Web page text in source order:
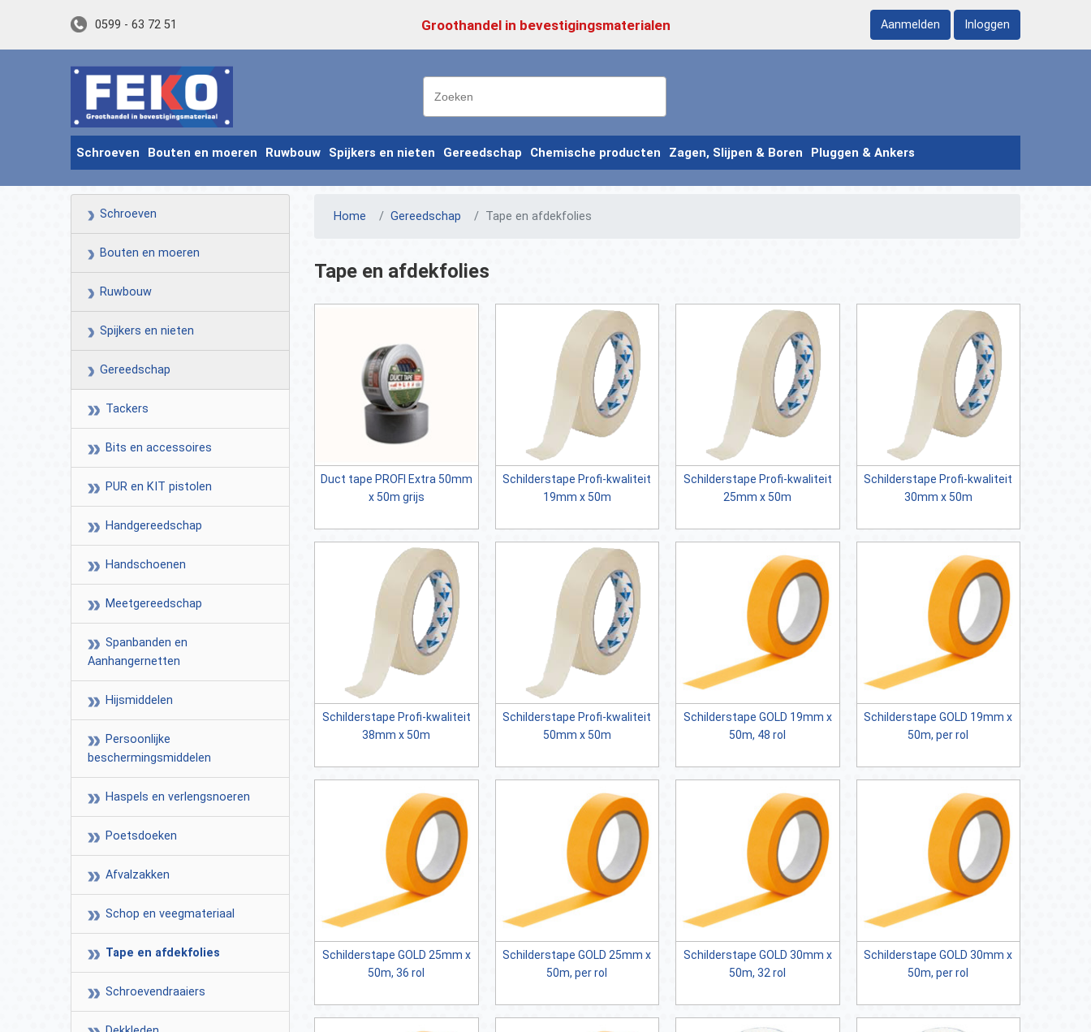
0599 - 63 72 51 Groothandel in bevestigingsmaterialen Aanmelden Inloggen
Schroeven Bouten en moeren Ruwbouw Spijkers en nieten Gereedschap Chemische producten Zagen, Slijpen & Boren Pluggen & Ankers
Schroeven
Bouten en moeren
Ruwbouw
Spijkers en nieten
Gereedschap
Tackers
Bits en accessoires
PUR en KIT pistolen
Handgereedschap
Handschoenen
Meetgereedschap
Spanbanden en
Aanhangernetten
Hijsmiddelen
Persoonlijke
beschermingsmiddelen
Haspels en verlengsnoeren
Poetsdoeken
Afvalzakken
Schop en veegmateriaal
Tape en afdekfolies
Schroevendraaiers
Home Gereedschap Tape en afdekfolies
Tape en afdekfolies
Duct tape PROFI Extra 50mm
x 50m grijs
Schilderstape Profi-kwaliteit
19mm x 50m
Schilderstape Profi-kwaliteit
25mm x 50m
Schilderstape Profi-kwaliteit
30mm x 50m
Schilderstape Profi-kwaliteit
38mm x 50m
Schilderstape Profi-kwaliteit
50mm x 50m
Schilderstape GOLD 19mm x
50m, 48 rol
Schilderstape GOLD 19mm x
50m, per rol
Schilderstape GOLD 25mm x
50m, 36 rol
Schilderstape GOLD 25mm x
50m, per rol
Schilderstape GOLD 30mm x
50m, 32 rol
Schilderstape GOLD 30mm x
50m, per rol